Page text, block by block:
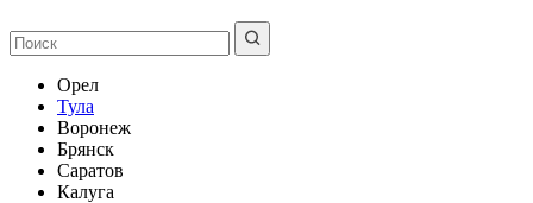
Орел
Тула
Воронеж
Брянск
Саратов
Калуга